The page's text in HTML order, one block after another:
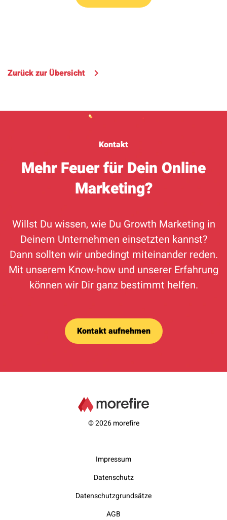
Zurück zur Übersicht
Kontakt
Mehr Feuer für Dein Online
Marketing?
Willst Du wissen, wie Du Growth Marketing in
Deinem Unternehmen einsetzten kannst?
Dann sollten wir unbedingt miteinander reden.
Mit unserem Know-how und unserer Erfahrung
können wir Dir ganz bestimmt helfen.
Kontakt aufnehmen
© 2026 morefire
Impressum
Datenschutz
Datenschutzgrundsätze
AGB